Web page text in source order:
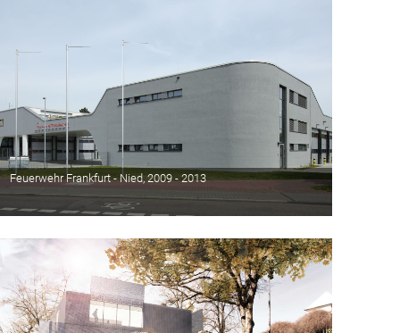
Feuerwehr Frankfurt - Nied, 2009 - 2013